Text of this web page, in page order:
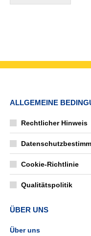
ALLGEMEINE
Rechtlicher Hinweis
Cookie-Richtlinie
Qualitätspolitik
ÜBER UNS
Über uns